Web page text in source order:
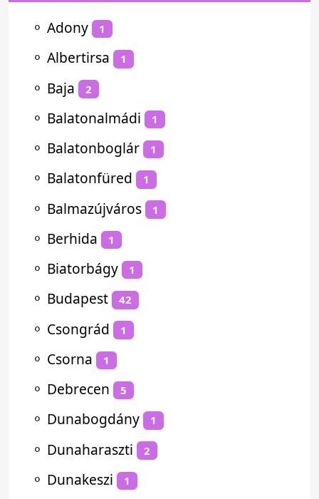
⚬ Adony 1
⚬ Albertirsa 1
⚬ Baja 2
⚬ Balatonalmádi 1
⚬ Balatonboglár 1
⚬ Balatonfüred 1
⚬ Balmazújváros 1
⚬ Berhida 1
⚬ Biatorbágy 1
⚬ Budapest 42
⚬ Csongrád 1
⚬ Csorna 1
⚬ Debrecen 5
⚬ Dunabogdány 1
⚬ Dunaharaszti 2
⚬ Dunakeszi 1